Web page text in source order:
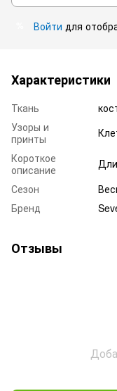
Войти для
Характеристики
Ткань
Узоры и
принты
Короткое
описание
Сезон
Бренд
Отзывы